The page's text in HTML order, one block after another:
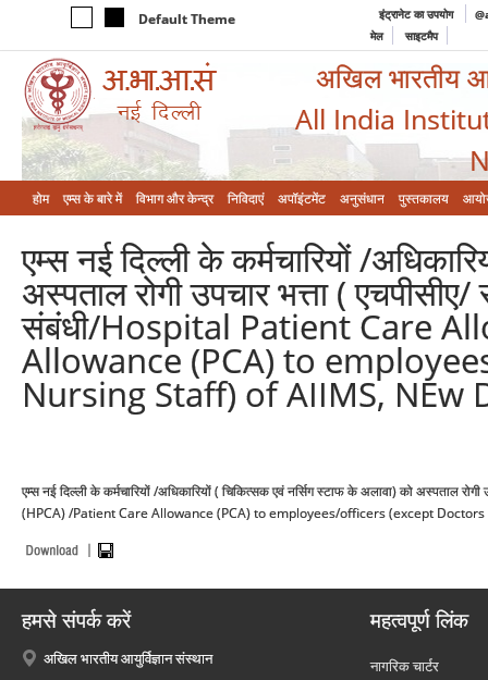
Default Theme इंट्रानेट का उपयोग
मेल
साइटमैप
अखिल भारतीय
All India
होम एम्‍स के बारे में विभाग और केन्‍द्र निविदाएं अपॉइंटमेंट अनुसंधान पुस्तकालय
एम्स नई दिल्ली के कर्मचारियों /
अस्पताल रोगी उपचार भत्ता ( एचपीसीए/
संबंधी/Hospital Patient Care
Allowance (PCA) to
Nursing Staff) of AIIMS, NEw
एम्स नई दिल्ली के कर्मचारियों /अधिकारियों ( चिकित्सक एवं नर्सिग स्टाफ के अलावा) को अस्पताल
(HPCA) /Patient Care Allowance (PCA) to employees/officers (except
हमसे संपर्क करें
अखिल भारतीय आयुर्विज्ञान संस्थान
महत्वपूर्ण लिंक
नागरिक चार्टर